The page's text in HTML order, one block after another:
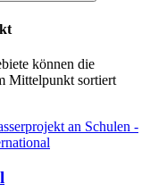
können die
Mittelpunkt sortiert